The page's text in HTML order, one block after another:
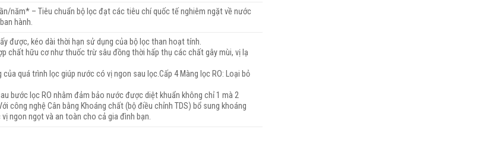
năm* – Tiêu chuẩn bộ lọc đạt các tiêu chí quốc tế nghiêm ngặt về nước
hành.
được, kéo dài thời hạn sử dụng của bộ lọc than hoạt tính.
chất hữu cơ như thuốc trừ sâu đồng thời hấp thụ các chất gây mùi, vị lạ
quá trình lọc giúp nước có vị ngon sau lọc.Cấp 4 Màng lọc RO: Loại bỏ
bước lọc RO nhằm đảm bảo nước được diệt khuẩn không chỉ 1 mà 2
công nghệ Cân bằng Khoáng chất (bộ điều chỉnh TDS) bổ sung khoáng
ngon ngọt và an toàn cho cả gia đình bạn.